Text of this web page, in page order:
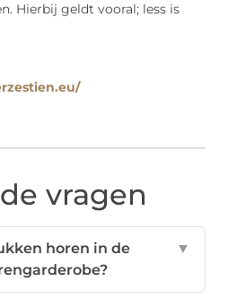
Hierbij geldt vooral; less is
vragen
horen in de
▼